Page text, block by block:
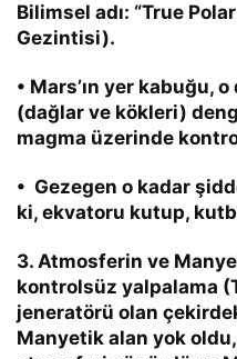
Bilimsel adı: “True
Gezintisi).
• Mars’ın yer kabuğu,
(dağlar ve kökleri)
magma üzerinde
• Gezegen o kadar
ki, ekvatoru kutup,
3. Atmosferin ve
kontrolsüz yalpalama (
jeneratörü olan
Manyetik alan yok